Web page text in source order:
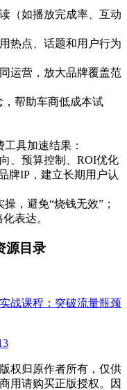
如播放完成率、互动
点、话题和用户行为
营，放大品牌覆盖范
，帮助车商低成本试
具加速结果：
、预算控制、ROI优化
IP，建立长期用户认
，避免“烧钱无效”；
表达。
源目录
战课程：突破流量瓶颈
权归原作者所有，仅供
用请购买正版授权。因